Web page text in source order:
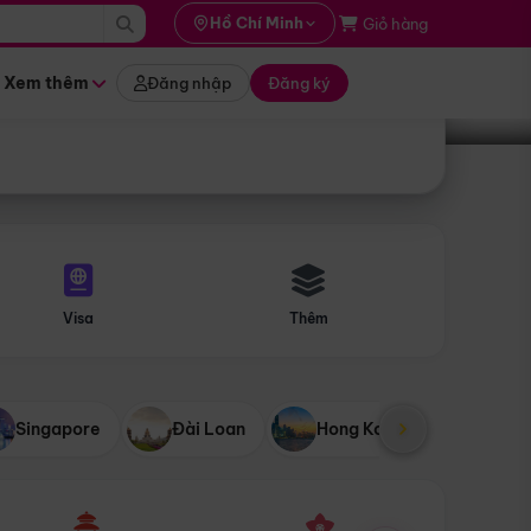
Hồ Chí Minh Giỏ hàng
Xem thêm Đăng nhập Đăng ký
Tìm tour
Visa Thêm
Singapore Đài Loan Hong Kong